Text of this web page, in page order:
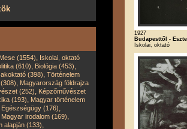
Mese (1554), Iskolai, oktató
(610), Biológia (453),
(398), Történelem
, Magyarország földrajza
(252), Képzőművészet
(193), Magyar történelem
Egészségügy (176),
Magyar irodalom (169),
alapján (133),
1927
Budapesttől -
Iskolai, oktató